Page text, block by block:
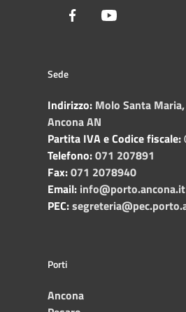
Facebook
Sede
Indirizzo: Molo Santa
Ancona AN
Partita IVA e Codice fiscale:
Telefono:071 207891
Fax:071 2078940
Email: info@porto.ancona.it
PEC:
Porti
Ancona